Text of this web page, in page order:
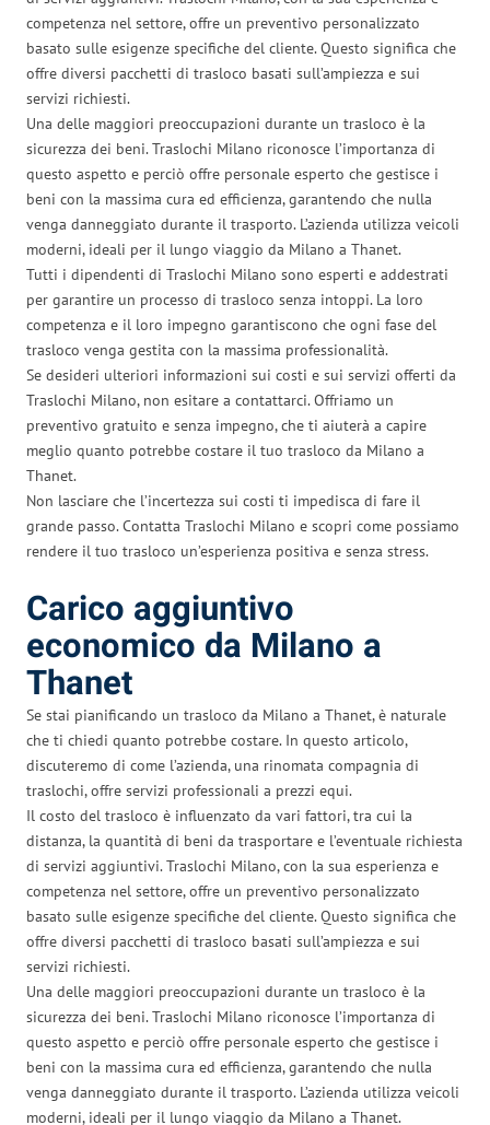
competenza nel settore, offre un preventivo personalizzato
basato sulle esigenze specifiche del cliente. Questo significa che
offre diversi pacchetti di trasloco basati sull’ampiezza e sui
servizi richiesti.
Una delle maggiori preoccupazioni durante un trasloco è la
sicurezza dei beni. Traslochi Milano riconosce l’importanza di
questo aspetto e perciò offre personale esperto che gestisce i
beni con la massima cura ed efficienza, garantendo che nulla
venga danneggiato durante il trasporto. L’azienda utilizza veicoli
moderni, ideali per il lungo viaggio da Milano a Thanet.
Tutti i dipendenti di Traslochi Milano sono esperti e addestrati
per garantire un processo di trasloco senza intoppi. La loro
competenza e il loro impegno garantiscono che ogni fase del
trasloco venga gestita con la massima professionalità.
Se desideri ulteriori informazioni sui costi e sui servizi offerti da
Traslochi Milano, non esitare a contattarci. Offriamo un
preventivo gratuito e senza impegno, che ti aiuterà a capire
meglio quanto potrebbe costare il tuo trasloco da Milano a
Thanet.
Non lasciare che l’incertezza sui costi ti impedisca di fare il
grande passo. Contatta Traslochi Milano e scopri come possiamo
rendere il tuo trasloco un’esperienza positiva e senza stress.
Carico aggiuntivo
economico da Milano a
Thanet
Se stai pianificando un trasloco da Milano a Thanet, è naturale
che ti chiedi quanto potrebbe costare. In questo articolo,
discuteremo di come l’azienda, una rinomata compagnia di
traslochi, offre servizi professionali a prezzi equi.
Il costo del trasloco è influenzato da vari fattori, tra cui la
distanza, la quantità di beni da trasportare e l’eventuale richiesta
di servizi aggiuntivi. Traslochi Milano, con la sua esperienza e
competenza nel settore, offre un preventivo personalizzato
basato sulle esigenze specifiche del cliente. Questo significa che
offre diversi pacchetti di trasloco basati sull’ampiezza e sui
servizi richiesti.
Una delle maggiori preoccupazioni durante un trasloco è la
sicurezza dei beni. Traslochi Milano riconosce l’importanza di
questo aspetto e perciò offre personale esperto che gestisce i
beni con la massima cura ed efficienza, garantendo che nulla
venga danneggiato durante il trasporto. L’azienda utilizza veicoli
moderni, ideali per il lungo viaggio da Milano a Thanet.